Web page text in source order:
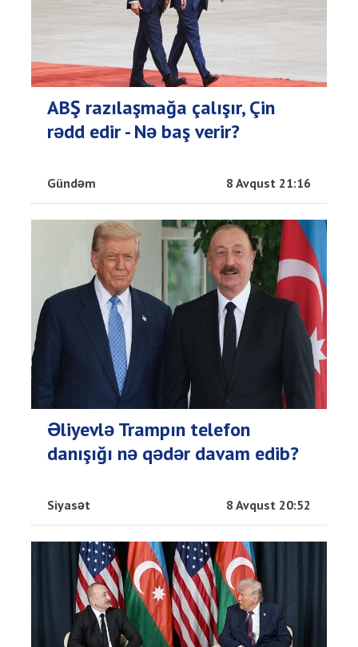
ABŞ razılaşmağa çalışır, Çin
rədd edir - Nə baş verir?
Gündəm 8 Avqust 21:16
Əliyevlə Trampın telefon
danışığı nə qədər davam edib?
Siyasət 8 Avqust 20:52